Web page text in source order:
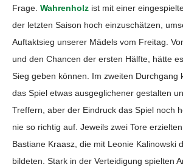
Frage. Wahrenholz ist mit einer
der letzten Saison hoch einzuschätzen,
Auftaktsieg unserer Mädels vom Freitag.
und den Chancen der ersten Hälfte, hätte
Sieg geben können. Im zweiten Durchgang
das Spiel etwas ausgeglichener gestalten
Treffern, aber der Eindruck das Spiel noch
nie so richtig auf. Jeweils zwei Tore
Bastiane Kraasz, die mit Leonie Kalinowski
bildeten. Stark in der Verteidigung spielten